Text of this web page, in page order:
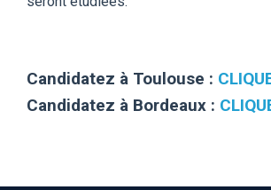
Candidatez à Toulouse :
Candidatez à Bordeaux :